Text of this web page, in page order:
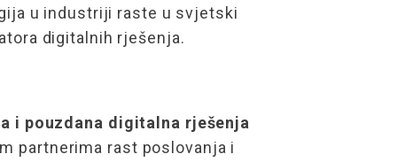
u industriji raste u svjetski
digitalnih rješenja.
i pouzdana digitalna rješenja
partnerima rast poslovanja i